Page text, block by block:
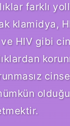
farklı
klamidya,
HIV gibi